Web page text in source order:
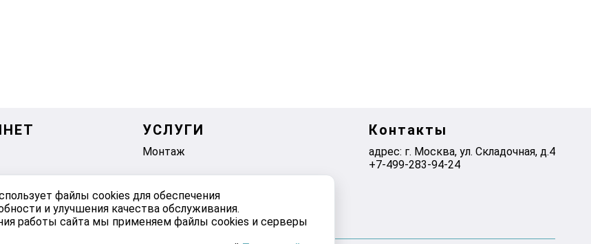
файлы cookies для обеспечения
и улучшения качества обслуживания.
работы сайта мы применяем файлы cookies и серверы
УСЛУГИ
Монтаж
Контакты
адрес: г. Москва, ул. Складочная, д.4
+7-499-283-94-24